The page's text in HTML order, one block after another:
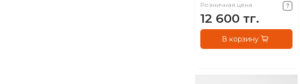
Розничная цена
12 600 тг.
В корзину